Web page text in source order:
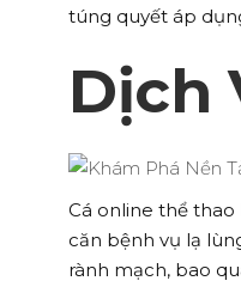
túng quyết áp
Dịch
Cá online thể
căn bệnh vụ lạ
rành mạch, bao